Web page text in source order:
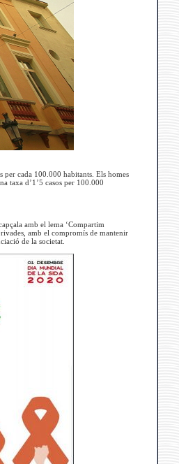
per cada 100.000 habitants. Els homes
taxa d’1’5 casos per 100.000
amb el lema ‘Compartim
amb el compromís de mantenir
de la societat.